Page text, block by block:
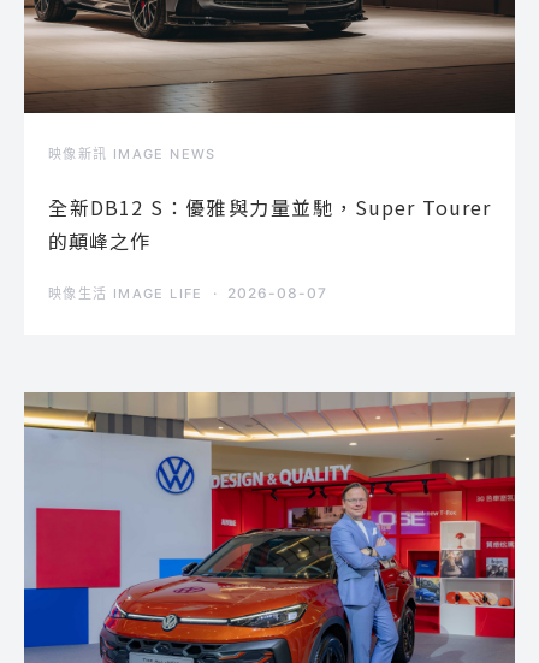
映像新訊 IMAGE NEWS
全新DB12 S：優雅與力量並馳，Super Tourer
的顛峰之作
映像生活 IMAGE LIFE 2026-08-07